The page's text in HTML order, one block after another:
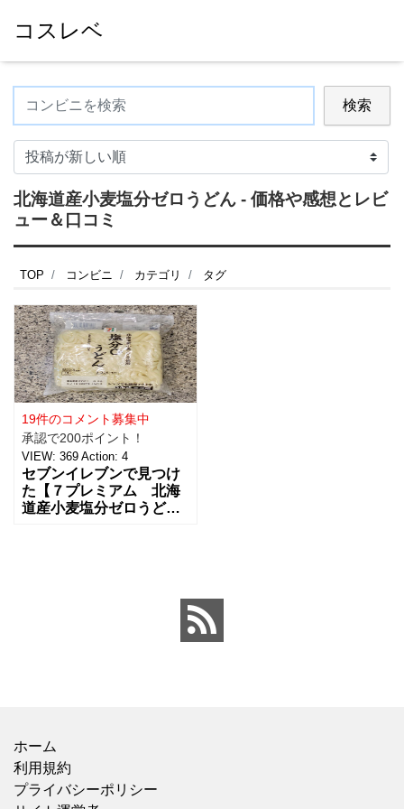
コスレベ
検索
北海道産小麦塩分ゼロうどん - 価格や感想とレビ
ュー＆口コミ
TOP コンビニ カテゴリ タグ
19件のコメント募集中
承認で200ポイント！
VIEW: 369 Action: 4
セブンイレブンで見つけ
た【７プレミアム 北海
道産小麦塩分ゼロうど
ホーム
利用規約
プライバシーポリシー